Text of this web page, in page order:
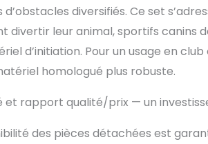
d’obstacles diversifiés. Ce set
divertir leur animal, sportifs canins
d’initiation. Pour un usage en
homologué plus robuste.
et rapport qualité/prix — un
des pièces détachées est